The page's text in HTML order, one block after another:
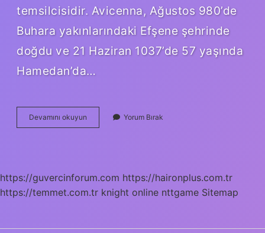
temsilcisidir. Avicenna, Ağustos 980’de
Buhara yakınlarındaki Efşene şehrinde
doğdu ve 21 Haziran 1037’de 57 yaşında
Hamedan’da…
Devamını okuyun
Sinaya
Yorum Bırak
https://guvercinforum.com https://haironplus.com.tr
https://temmet.com.tr knight online nttgame Sitemap